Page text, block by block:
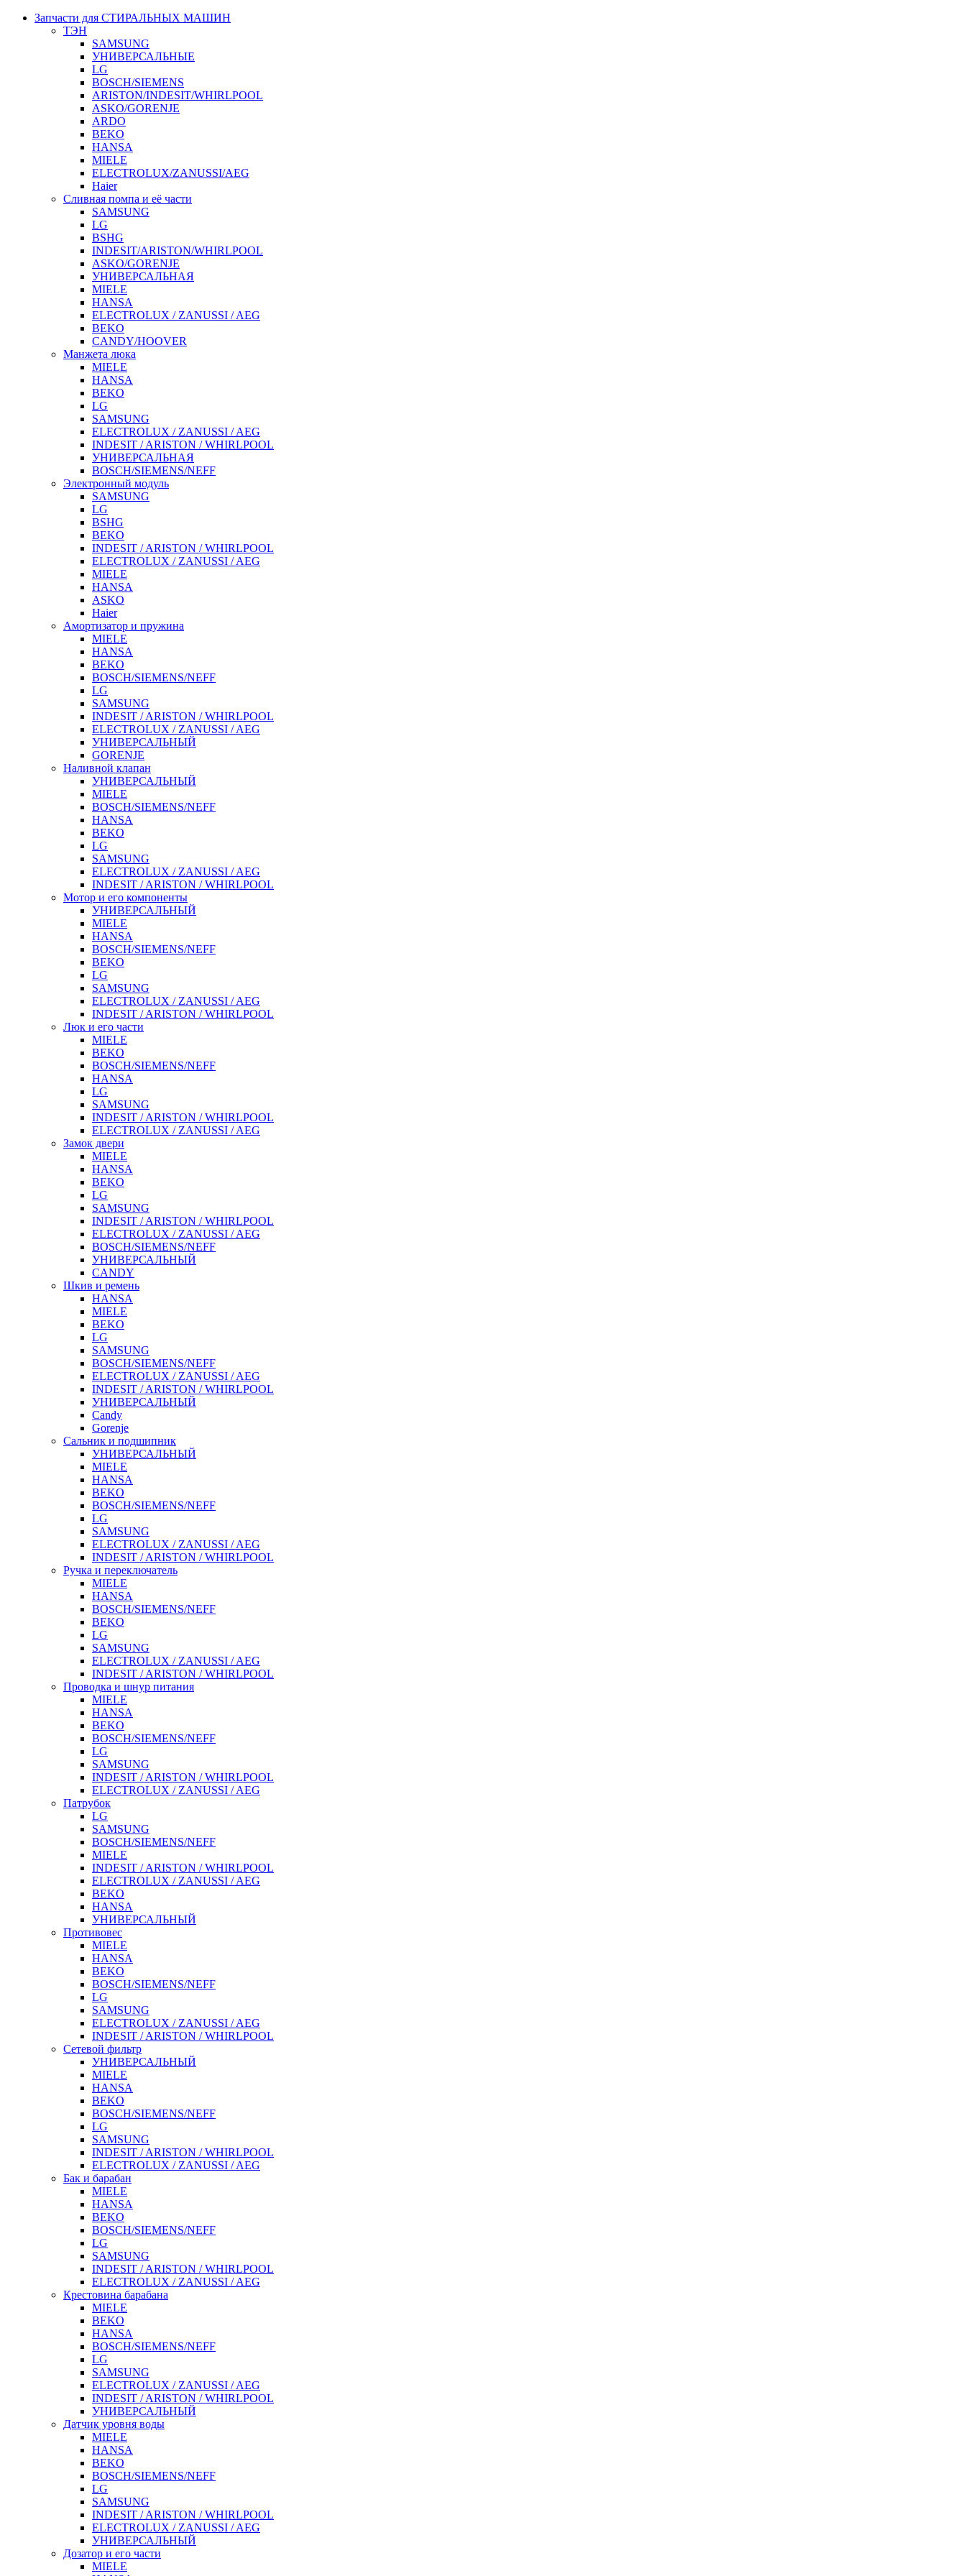
Запчасти для СТИРАЛЬНЫХ МАШИН
ТЭН
SAMSUNG
УНИВЕРСАЛЬНЫЕ
LG
BOSCH/SIEMENS
ARISTON/INDESIT/WHIRLPOOL
ASKO/GORENJE
ARDO
BEKO
HANSA
MIELE
ELECTROLUX/ZANUSSI/AEG
Haier
Сливная помпа и её части
SAMSUNG
LG
BSHG
INDESIT/ARISTON/WHIRLPOOL
ASKO/GORENJE
УНИВЕРСАЛЬНАЯ
MIELE
HANSA
ELECTROLUX / ZANUSSI / AEG
BEKO
CANDY/HOOVER
Манжета люка
MIELE
HANSA
BEKO
LG
SAMSUNG
ELECTROLUX / ZANUSSI / AEG
INDESIT / ARISTON / WHIRLPOOL
УНИВЕРСАЛЬНАЯ
BOSCH/SIEMENS/NEFF
Электронный модуль
SAMSUNG
LG
BSHG
BEKO
INDESIT / ARISTON / WHIRLPOOL
ELECTROLUX / ZANUSSI / AEG
MIELE
HANSA
ASKO
Haier
Амортизатор и пружина
MIELE
HANSA
BEKO
BOSCH/SIEMENS/NEFF
LG
SAMSUNG
INDESIT / ARISTON / WHIRLPOOL
ELECTROLUX / ZANUSSI / AEG
УНИВЕРСАЛЬНЫЙ
GORENJE
Наливной клапан
УНИВЕРСАЛЬНЫЙ
MIELE
BOSCH/SIEMENS/NEFF
HANSA
BEKO
LG
SAMSUNG
ELECTROLUX / ZANUSSI / AEG
INDESIT / ARISTON / WHIRLPOOL
Мотор и его компоненты
УНИВЕРСАЛЬНЫЙ
MIELE
HANSA
BOSCH/SIEMENS/NEFF
BEKO
LG
SAMSUNG
ELECTROLUX / ZANUSSI / AEG
INDESIT / ARISTON / WHIRLPOOL
Люк и его части
MIELE
BEKO
BOSCH/SIEMENS/NEFF
HANSA
LG
SAMSUNG
INDESIT / ARISTON / WHIRLPOOL
ELECTROLUX / ZANUSSI / AEG
Замок двери
MIELE
HANSA
BEKO
LG
SAMSUNG
INDESIT / ARISTON / WHIRLPOOL
ELECTROLUX / ZANUSSI / AEG
BOSCH/SIEMENS/NEFF
УНИВЕРСАЛЬНЫЙ
CANDY
Шкив и ремень
HANSA
MIELE
BEKO
LG
SAMSUNG
BOSCH/SIEMENS/NEFF
ELECTROLUX / ZANUSSI / AEG
INDESIT / ARISTON / WHIRLPOOL
УНИВЕРСАЛЬНЫЙ
Candy
Gorenje
Сальник и подшипник
УНИВЕРСАЛЬНЫЙ
MIELE
HANSA
BEKO
BOSCH/SIEMENS/NEFF
LG
SAMSUNG
ELECTROLUX / ZANUSSI / AEG
INDESIT / ARISTON / WHIRLPOOL
Ручка и переключатель
MIELE
HANSA
BOSCH/SIEMENS/NEFF
BEKO
LG
SAMSUNG
ELECTROLUX / ZANUSSI / AEG
INDESIT / ARISTON / WHIRLPOOL
Проводка и шнур питания
MIELE
HANSA
BEKO
BOSCH/SIEMENS/NEFF
LG
SAMSUNG
INDESIT / ARISTON / WHIRLPOOL
ELECTROLUX / ZANUSSI / AEG
Патрубок
LG
SAMSUNG
BOSCH/SIEMENS/NEFF
MIELE
INDESIT / ARISTON / WHIRLPOOL
ELECTROLUX / ZANUSSI / AEG
BEKO
HANSA
УНИВЕРСАЛЬНЫЙ
Противовес
MIELE
HANSA
BEKO
BOSCH/SIEMENS/NEFF
LG
SAMSUNG
ELECTROLUX / ZANUSSI / AEG
INDESIT / ARISTON / WHIRLPOOL
Сетевой фильтр
УНИВЕРСАЛЬНЫЙ
MIELE
HANSA
BEKO
BOSCH/SIEMENS/NEFF
LG
SAMSUNG
INDESIT / ARISTON / WHIRLPOOL
ELECTROLUX / ZANUSSI / AEG
Бак и барабан
MIELE
HANSA
BEKO
BOSCH/SIEMENS/NEFF
LG
SAMSUNG
INDESIT / ARISTON / WHIRLPOOL
ELECTROLUX / ZANUSSI / AEG
Крестовина барабана
MIELE
BEKO
HANSA
BOSCH/SIEMENS/NEFF
LG
SAMSUNG
ELECTROLUX / ZANUSSI / AEG
INDESIT / ARISTON / WHIRLPOOL
УНИВЕРСАЛЬНЫЙ
Датчик уровня воды
MIELE
HANSA
BEKO
BOSCH/SIEMENS/NEFF
LG
SAMSUNG
INDESIT / ARISTON / WHIRLPOOL
ELECTROLUX / ZANUSSI / AEG
УНИВЕРСАЛЬНЫЙ
Дозатор и его части
MIELE